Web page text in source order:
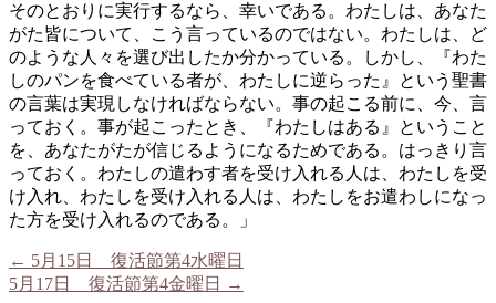
そのとおりに実行するなら、幸いである。わたしは、あなた
がた皆について、こう言っているのではない。わたしは、ど
のような人々を選び出したか分かっている。しかし、『わた
しのパンを食べている者が、わたしに逆らった』という聖書
の言葉は実現しなければならない。事の起こる前に、今、言
っておく。事が起こったとき、『わたしはある』ということ
を、あなたがたが信じるようになるためである。はっきり言
っておく。わたしの遣わす者を受け入れる人は、わたしを受
け入れ、わたしを受け入れる人は、わたしをお遣わしになっ
た方を受け入れるのである。」
← 5月15日 復活節第4水曜日
5月17日 復活節第4金曜日
→